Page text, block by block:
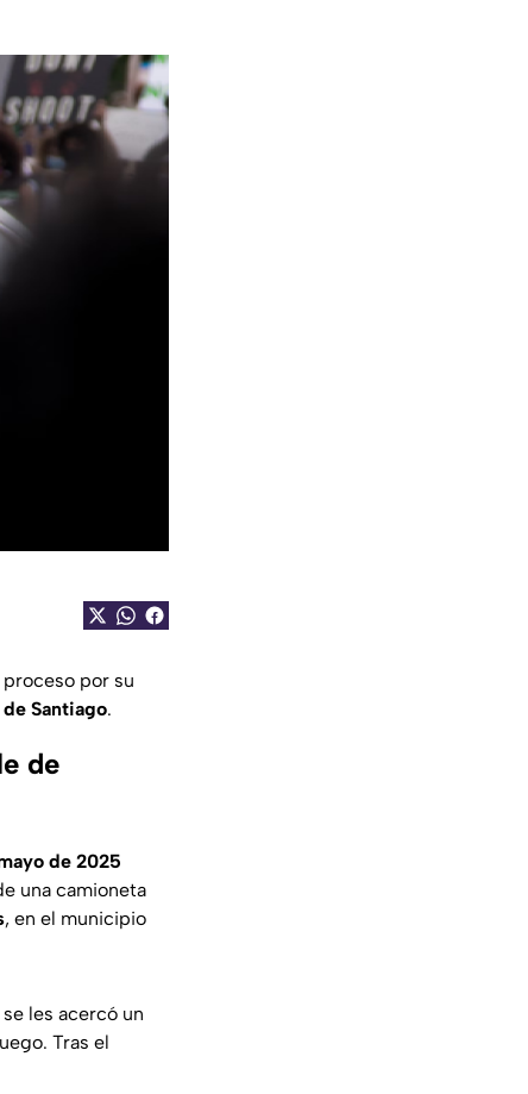
por su
Santiago.
de
de 2025
una camioneta
, en el municipio
les acercó un
Tras el